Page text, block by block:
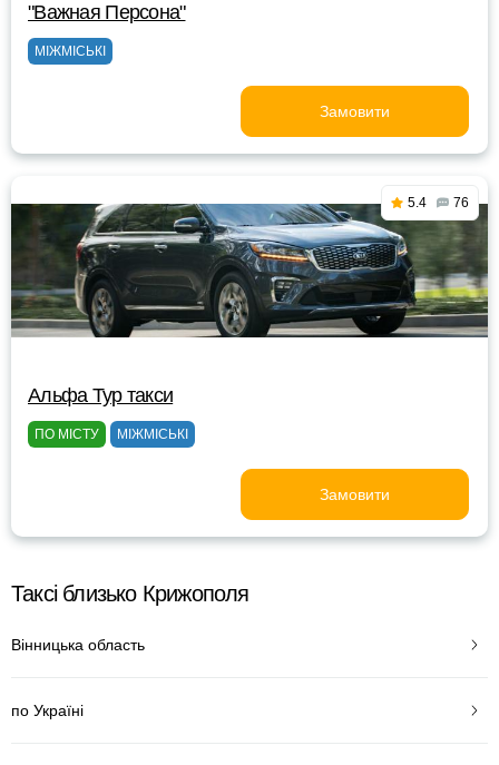
"Важная Персона"
МІЖМІСЬКІ
Замовити
5.4 76
Альфа Тур такси
ПО МІСТУ МІЖМІСЬКІ
Замовити
Таксі близько Крижополя
Вінницька область
по Україні